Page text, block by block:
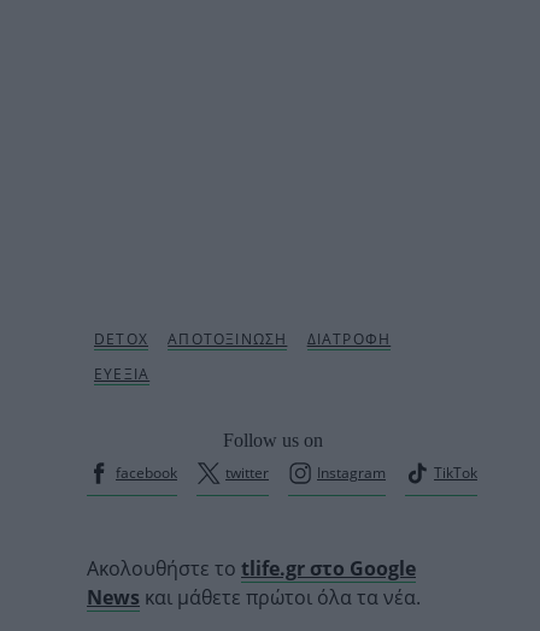
Follow us on
facebook
twitter Instagram TikTok
Ακολουθήστε το tlife.gr στο Google
News και μάθετε πρώτοι όλα τα νέα.